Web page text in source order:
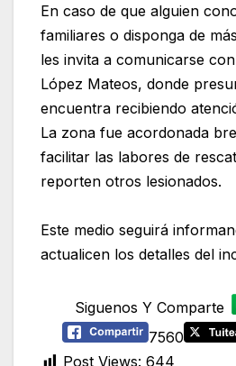
En caso de que alguien
familiares o disponga de
les invita a comunicarse
López Mateos, donde
encuentra recibiendo
La zona fue acordonada
facilitar las labores de
reporten otros lesionados.
Este medio seguirá
actualicen los detalles del
Siguenos Y Comparte
7560
Post Views: 644